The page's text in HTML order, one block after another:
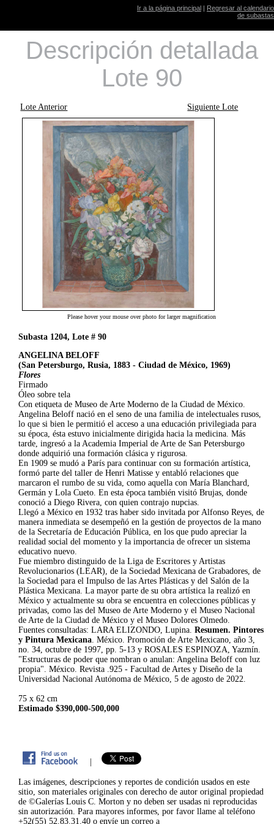
Ir a la página principal | Regresar al calendario
de subastas
Descripción detallada
Lote 90
Lote Anterior Siguiente Lote
Please hover your mouse over photo for larger magnification
Subasta 1204, Lote # 90
ANGELINA BELOFF
(San Petersburgo, Rusia, 1883 - Ciudad de México, 1969)
Flores
Firmado
Óleo sobre tela
Con etiqueta de Museo de Arte Moderno de la Ciudad de México.
Angelina Beloff nació en el seno de una familia de intelectuales rusos,
lo que si bien le permitió el acceso a una educación privilegiada para
su época, ésta estuvo inicialmente dirigida hacia la medicina. Más
tarde, ingresó a la Academia Imperial de Arte de San Petersburgo
donde adquirió una formación clásica y rigurosa.
En 1909 se mudó a París para continuar con su formación artística,
formó parte del taller de Henri Matisse y entabló relaciones que
marcaron el rumbo de su vida, como aquella con María Blanchard,
Germán y Lola Cueto. En esta época también visitó Brujas, donde
conoció a Diego Rivera, con quien contrajo nupcias.
Llegó a México en 1932 tras haber sido invitada por Alfonso Reyes, de
manera inmediata se desempeñó en la gestión de proyectos de la mano
de la Secretaría de Educación Pública, en los que pudo apreciar la
realidad social del momento y la importancia de ofrecer un sistema
educativo nuevo.
Fue miembro distinguido de la Liga de Escritores y Artistas
Revolucionarios (LEAR), de la Sociedad Mexicana de Grabadores, de
la Sociedad para el Impulso de las Artes Plásticas y del Salón de la
Plástica Mexicana. La mayor parte de su obra artística la realizó en
México y actualmente su obra se encuentra en colecciones públicas y
privadas, como las del Museo de Arte Moderno y el Museo Nacional
de Arte de la Ciudad de México y el Museo Dolores Olmedo.
Fuentes consultadas: LARA ELIZONDO, Lupina.Resumen. Pintores
y Pintura Mexicana. México. Promoción de Arte Mexicano, año 3,
no. 34, octubre de 1997, pp. 5-13 y ROSALES ESPINOZA, Yazmín.
"Estructuras de poder que nombran o anulan: Angelina Beloff con luz
propia". México. Revista .925 - Facultad de Artes y Diseño de la
Universidad Nacional Autónoma de México, 5 de agosto de 2022.
75 x 62 cm
Estimado $390,000-500,000
|
Las imágenes, descripciones y reportes de condición usados en este
sitio, son materiales originales con derecho de autor original propiedad
de ©Galerías Louis C. Morton y no deben ser usadas ni reproducidas
sin autorización. Para mayores informes, por favor llame al teléfono
+52(55) 52.83.31.40 o envíe un correo a